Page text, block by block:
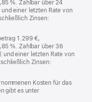
%. Zahlbar über 24
einer letzten Rate von
Zinsen:
1.299 €,
%. Zahlbar über 36
und einer letzten Rate von
Zinsen:
Kosten für das
gibt es unter